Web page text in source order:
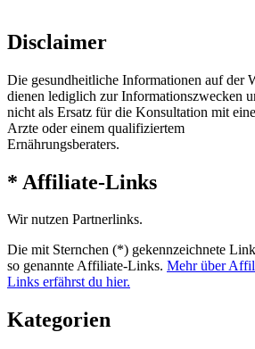
Disclaimer
Die gesundheitliche Informationen auf der
dienen lediglich zur Informationszwecken
nicht als Ersatz für die Konsultation mit
Arzte oder einem qualifiziertem
Ernährungsberaters.
* Affiliate-Links
Wir nutzen Partnerlinks.
Die mit Sternchen (*) gekennzeichnete
so genannte Affiliate-Links. Mehr über
Links erfährst du hier.
Kategorien